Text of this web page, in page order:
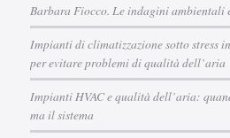
Barbara Fiocco. Le indagini ambientali
Impianti di climatizzazione sotto stress
per evitare problemi di qualità dell’aria
Impianti HVAC e qualità dell’aria:
ma il sistema